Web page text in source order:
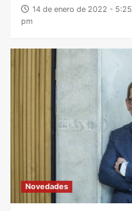
14 de enero de 2022 - 5:25
pm
Novedades